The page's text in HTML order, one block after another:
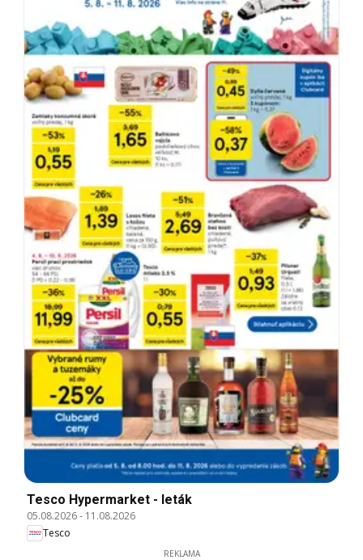
Tesco Hypermarket - leták
05.08.2026- 11.08.2026
Tesco
REKLAMA